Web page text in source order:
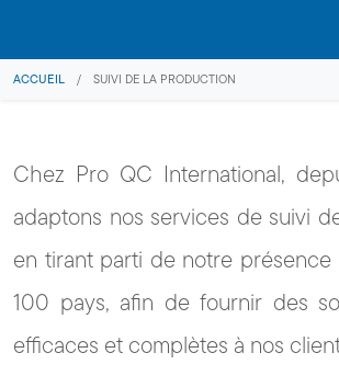
ACCUEIL / SUIVI DE LA PRODUCTION
Chez Pro QC International,
adaptons nos services de suivi
en tirant parti de notre présence
100 pays, afin de fournir des
efficaces et complètes à nos